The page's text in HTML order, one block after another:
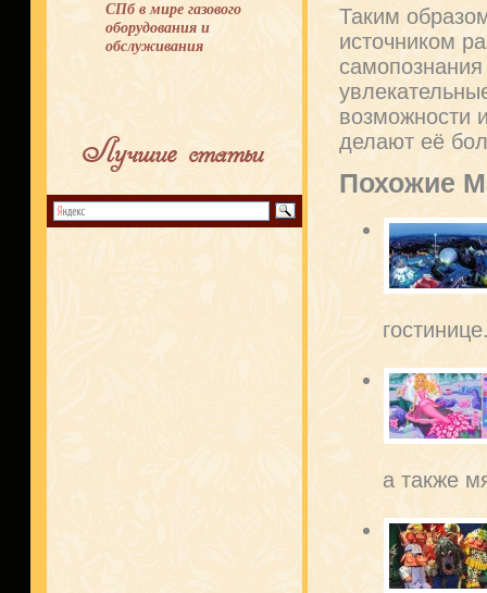
СПб в мире газового
оборудования и
обслуживания
Лучшие статьи
Таким
источником
возможности
делают её
Похожие
а также